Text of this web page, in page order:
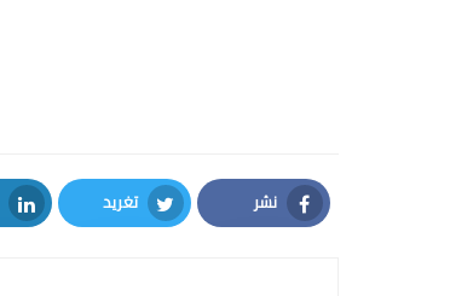
نشر
Facebook
تغريد
Twitter